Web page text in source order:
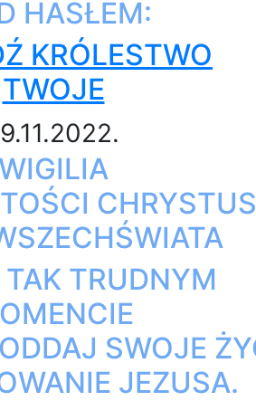
HASŁEM:
KRÓLESTWO
TWOJE
WIGILIA
TRUDNYM
SWOJE
JEZUSA.